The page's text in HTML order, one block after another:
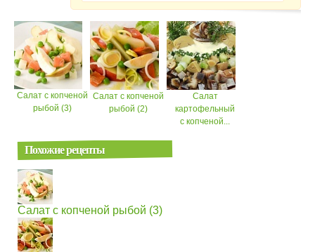
Салат с копченой
рыбой (3)
Салат с копченой
рыбой (2)
Салат
картофельный
с копченой...
Похожие рецепты
Салат с копченой рыбой (3)